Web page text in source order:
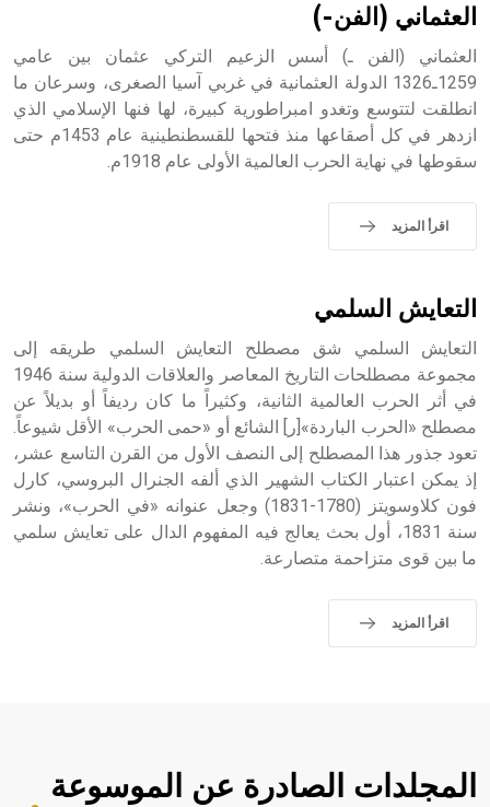
- هل تعلم أن أبجر Abgar اسم معروف جيداً يعود إلى عدد من
الملوك الذين حكموا مدينة إديسا (الرها) من أبجر الأول وحتى
التاسع، وهم ينتسبون إلى أسرة أوسروين
sign تكتب منفصلة غير متصلة، وتعتمد المبدأ الأكوروفوني،
حيث تقتصر القيمة الصوتية للعلامة الك
العثماني (الفن-)
العثماني (الفن ـ) أسس الزعيم التركي عثمان بين عامي
1259ـ1326 الدولة العثمانية في غربي آسيا الصغرى، وسرعان ما
انطلقت لتتوسع وتغدو امبراطورية كبيرة، لها فنها الإسلامي الذي
ازدهر في كل أصقاعها منذ فتحها للقسطنطينية عام 1453م حتى
سقوطها في نهاية الحرب العالمية الأولى عام 1918م.
اقرأ المزيد
التعايش السلمي
التعايش السلمي شق مصطلح التعايش السلمي طريقه إلى
مجموعة مصطلحات التاريخ المعاصر والعلاقات الدولية سنة 1946
في أثر الحرب العالمية الثانية، وكثيراً ما كان رديفاً أو بديلاً عن
مصطلح «الحرب الباردة»[ر] الشائع أو «حمى الحرب» الأقل شيوعاً.
تعود جذور هذا المصطلح إلى النصف الأول من القرن التاسع عشر،
إذ يمكن اعتبار الكتاب الشهير الذي ألفه الجنرال البروسي، كارل
فون كلاوسويتز (1780-1831) وجعل عنوانه «في الحرب»، ونشر
سنة 1831، أول بحث يعالج فيه المفهوم الدال على تعايش سلمي
ما بين قوى متزاحمة متصارعة.
اقرأ المزيد
المجلدات الصادرة عن الموسوعة